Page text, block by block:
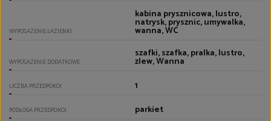
WYPOSAŻENIE ŁAZIENKI
kabina prysznicowa, lustro,
natrysk, prysznic, umywalka,
wanna, WC
WYPOSAŻENIE DODATKOWE
szafki, szafka, pralka, lustro,
zlew, Wanna
LICZBA PRZEDPOKOI 1
PODŁOGA PRZEDPOKOI parkiet